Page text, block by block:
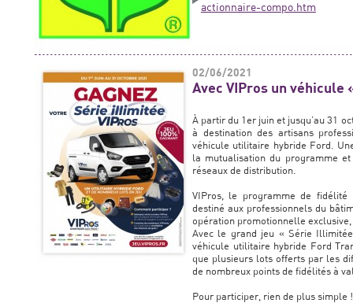
actionnaire-compo.htm
02/06/2021
Avec VIPros un
À partir du 1er juin et jusqu’au 31
à destination des artisans
véhicule utilitaire hybride Ford.
la mutualisation du programme
réseaux de distribution.
VIPros, le programme de
destiné aux professionnels du
opération promotionnelle
Avec le grand jeu « Série
véhicule utilitaire hybride Ford
que plusieurs lots offerts par les
de nombreux points de fidélités à
Pour participer, rien de plus simple